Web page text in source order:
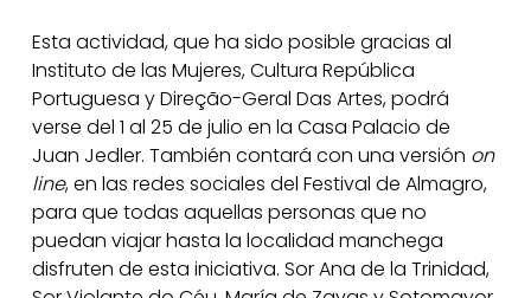
Esta actividad, que ha sido posible gracias al
Instituto de las Mujeres, Cultura República
Portuguesa y Direção-Geral Das Artes, podrá
verse del 1 al 25 de julio en la Casa Palacio de
Juan Jedler. También contará con una versión on
line, en las redes sociales del Festival de Almagro,
para que todas aquellas personas que no
puedan viajar hasta la localidad manchega
disfruten de esta iniciativa. Sor Ana de la Trinidad,